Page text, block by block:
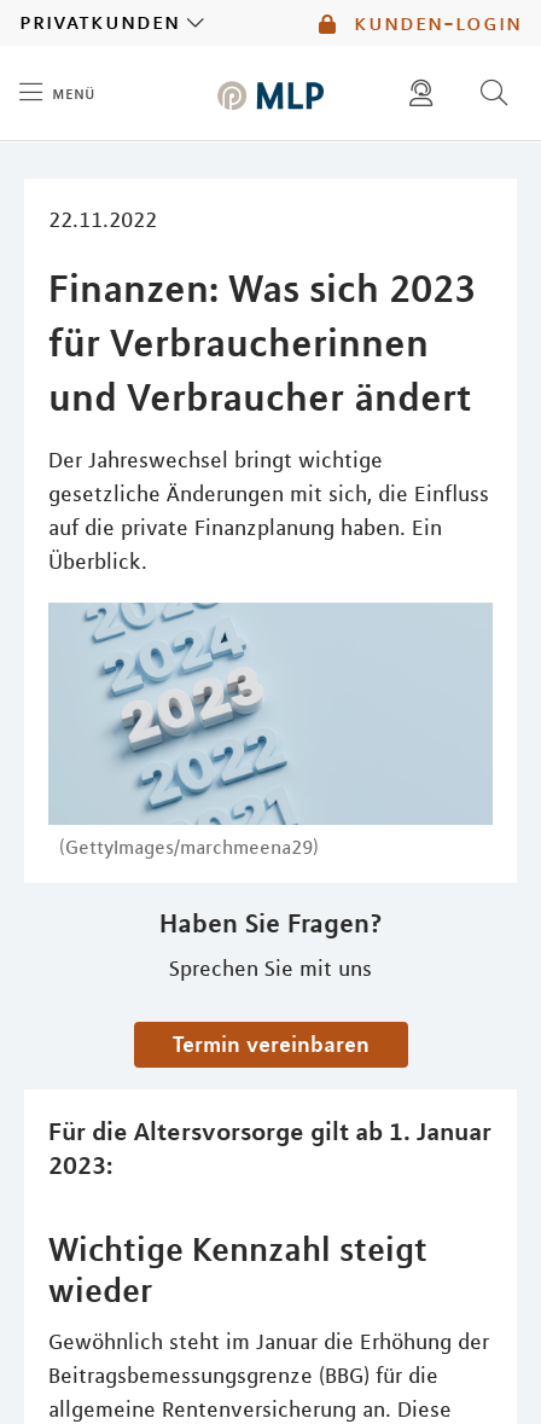
kunden-login
privatkunden
menü
22.11.2022
Finanzen: Was sich 2023
für Verbraucherinnen
und Verbraucher ändert
Der Jahreswechsel bringt wichtige
gesetzliche Änderungen mit sich, die Einfluss
auf die private Finanzplanung haben. Ein
Überblick.
(GettyImages/marchmeena29)
Haben Sie Fragen?
Sprechen Sie mit uns
Termin vereinbaren
Für die Altersvorsorge gilt ab 1. Januar
2023:
Wichtige Kennzahl steigt
wieder
Gewöhnlich steht im Januar die Erhöhung der
Beitragsbemessungsgrenze (BBG) für die
allgemeine Rentenversicherung an. Diese